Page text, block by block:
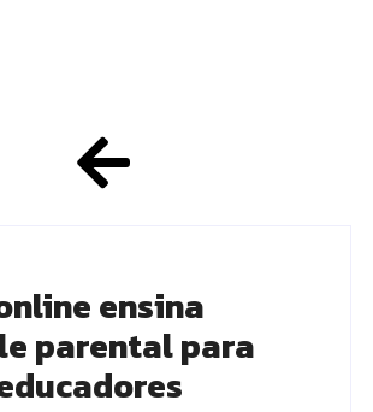
ensina
parental para